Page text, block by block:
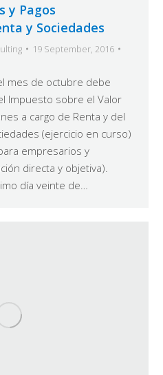
y Pagos
y Sociedades
19 September, 2016
mes de octubre debe
Impuesto sobre el Valor
a cargo de Renta y del
(ejercicio en curso)
empresarios y
directa y objetiva).
día veinte de…